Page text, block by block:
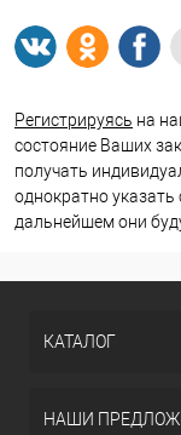
Регистрируясь на
состояние Ваших
получать
однократно
дальнейшем они
КАТАЛОГ
НАШИ